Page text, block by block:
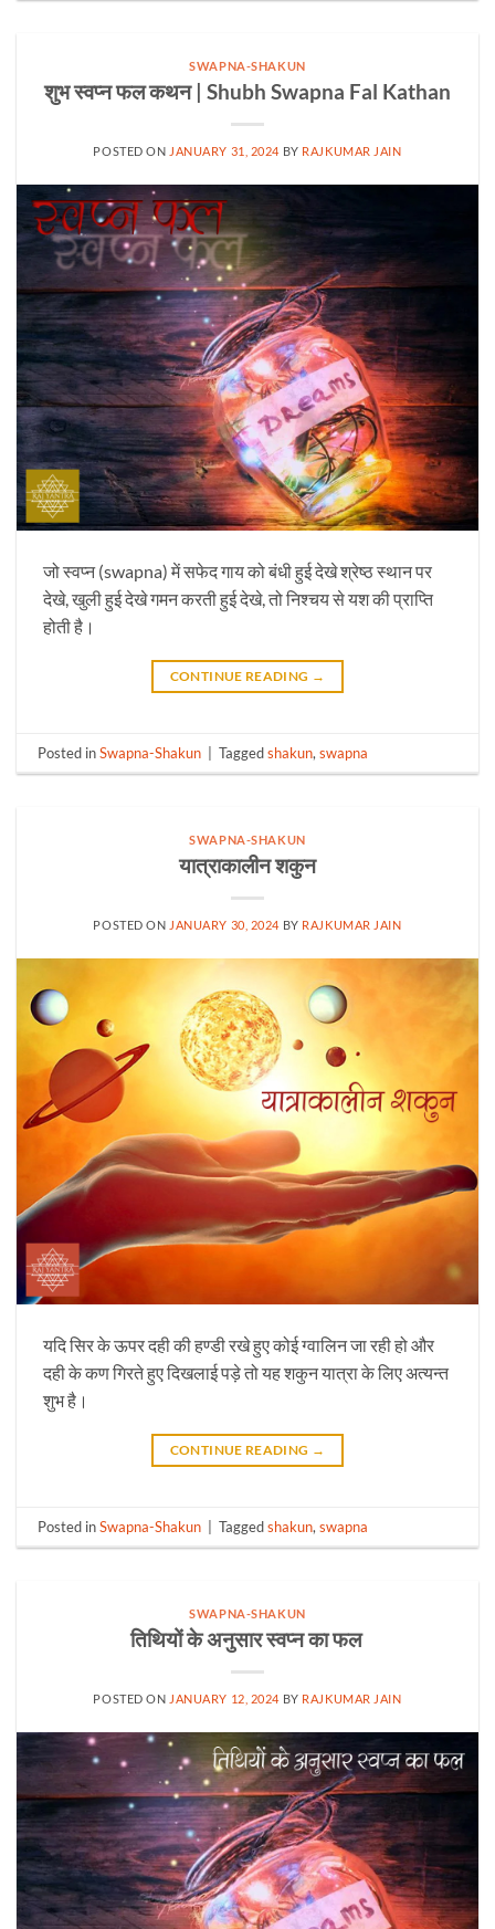
SWAPNA-SHAKUN
शुभ स्वप्न फल कथन | Shubh Swapna Fal Kathan
POSTED ON JANUARY 31, 2024 BY RAJKUMAR JAIN
जो स्वप्न (swapna) में सफेद गाय को बंधी हुई देखे श्रेष्ठ स्थान पर
देखे, खुली हुई देखे गमन करती हुई देखे, तो निश्चय से यश की प्राप्ति
होती है।
CONTINUE READING →
Posted inSwapna-Shakun Taggedshakun,swapna
SWAPNA-SHAKUN
यात्राकालीन शकुन
POSTED ON JANUARY 30, 2024 BY RAJKUMAR JAIN
यदि सिर के ऊपर दही की हण्डी रखे हुए कोई ग्वालिन जा रही हो और
दही के कण गिरते हुए दिखलाई पड़े तो यह शकुन यात्रा के लिए अत्यन्त
शुभ है।
CONTINUE READING →
Posted inSwapna-Shakun Taggedshakun,swapna
SWAPNA-SHAKUN
तिथियों के अनुसार स्वप्न का फल
POSTED ON JANUARY 12, 2024 BY RAJKUMAR JAIN